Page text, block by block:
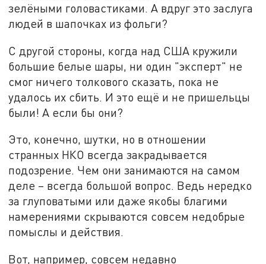
зелёными головастиками. А вдруг это заслуга
людей в шапочках из фольги?
С другой стороны, когда над США кружили
большие белые шары, ни один "эксперт" не
смог ничего толкового сказать, пока не
удалось их сбить. И это ещё и не пришельцы
были! А если бы они?
Это, конечно, шутки, но в отношении
странных НКО всегда закрадывается
подозрение. Чем они занимаются на самом
деле – всегда большой вопрос. Ведь нередко
за глуповатыми или даже якобы благими
намерениями скрываются совсем недобрые
помыслы и действия.
Вот, например, совсем недавно